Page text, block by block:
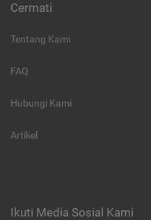
Cermati
Tentang Kami
FAQ
Hubungi Kami
Artikel
Ikuti Media Sosial Kami